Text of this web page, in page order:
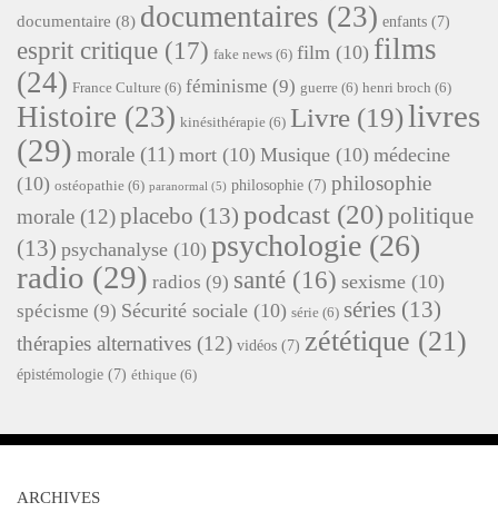
documentaire (8) documentaires (23) enfants (7)
esprit critique (17) fake news (6) film (10) films
(24) France Culture (6) féminisme (9) guerre (6) henri broch (6)
Histoire (23) kinésithérapie (6) Livre (19)livres
(29) morale (11) mort (10) Musique (10) médecine
(10) ostéopathie (6) paranormal (5) philosophie (7) philosophie
morale (12)placebo (13) podcast (20)politique
(13) psychanalyse (10) psychologie (26)
radio (29) radios (9) santé (16) sexisme (10)
spécisme (9) Sécurité sociale (10) série (6) séries (13)
thérapies alternatives (12) vidéos (7) zététique (21)
épistémologie (7) éthique (6)
ARCHIVES